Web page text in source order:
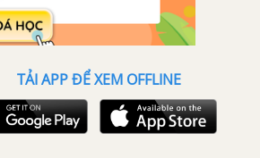
TẢI APP ĐỂ XEM OFFLINE